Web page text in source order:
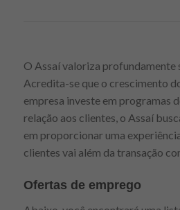
O Assaí valoriza profundamente
Acredita-se que o crescimento
empresa investe em programas
relação aos clientes, o Assaí
em proporcionar uma
clientes vai além da transação
Ofertas de emprego